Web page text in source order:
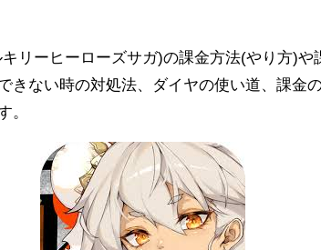
リーヒーローズサガ)の課金方法(やり方)や
きない時の対処法、ダイヤの使い道、課金
。